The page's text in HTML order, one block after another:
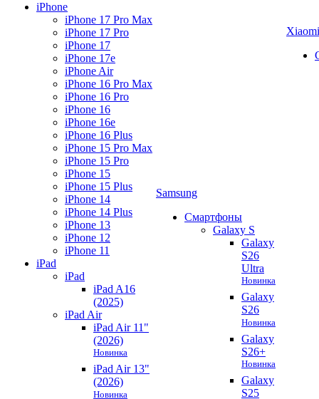
iPhone
iPhone 17 Pro Max
iPhone 17 Pro
iPhone 17
iPhone 17e
iPhone Air
iPhone 16 Pro Max
iPhone 16 Pro
iPhone 16
iPhone 16e
iPhone 16 Plus
iPhone 15 Pro Max
iPhone 15 Pro
iPhone 15
iPhone 15 Plus
iPhone 14
iPhone 14 Plus
iPhone 13
iPhone 12
iPhone 11
iPad
iPad
iPad A16
(2025)
iPad Air
iPad Air 11"
(2026)
Новинка
iPad Air 13"
(2026)
Новинка
Samsung
Смартфоны
Galaxy S
Galaxy
S26
Ultra
Новинка
Galaxy
S26
Новинка
Galaxy
S26+
Новинка
Galaxy
S25
Xiaomi